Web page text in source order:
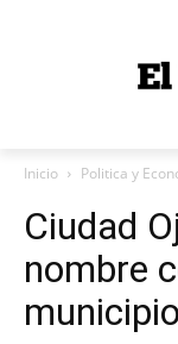
Inicio Politica y
Ciudad
nombre